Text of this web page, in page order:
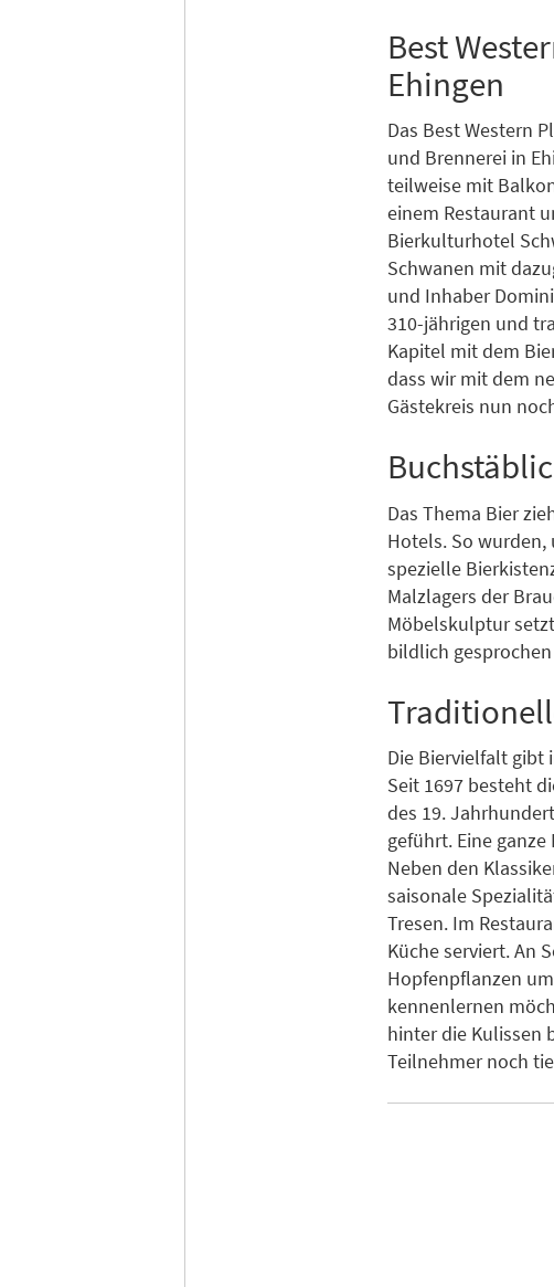
Best
Ehingen
Das Best Western
und Brennerei in
teilweise mit
einem Restaurant
Bierkulturhotel
Schwanen mit
und Inhaber
310-jährigen und
Kapitel mit dem
dass wir mit dem
Gästekreis nun
Das Thema Bier
Hotels. So
spezielle
Malzlagers der
Möbelskulptur
bildlich
Die Biervielfalt gibt
Seit 1697 besteht
des 19.
geführt. Eine
Neben den
saisonale
Tresen. Im
Küche serviert. An
Hopfenpflanzen
kennenlernen
hinter die Kulissen
Teilnehmer noch